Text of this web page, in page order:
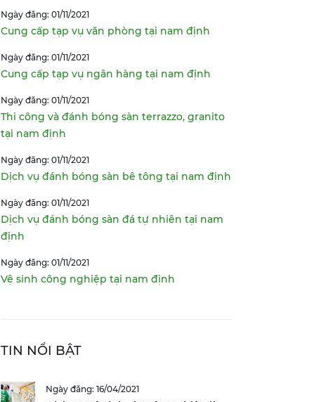
Ngày đăng: 01/11/2021
Cung cấp tạp vụ văn phòng tại nam định
Ngày đăng: 01/11/2021
Cung cấp tạp vụ ngân hàng tại nam định
Ngày đăng: 01/11/2021
Thi công và đánh bóng sàn terrazzo, granito
tại nam định
Ngày đăng: 01/11/2021
Dịch vụ đánh bóng sàn bê tông tại nam định
Ngày đăng: 01/11/2021
Dịch vụ đánh bóng sàn đá tự nhiên tại nam
định
Ngày đăng: 01/11/2021
Vệ sinh công nghiệp tại nam định
TIN NỔI BẬT
Ngày đăng: 16/04/2021